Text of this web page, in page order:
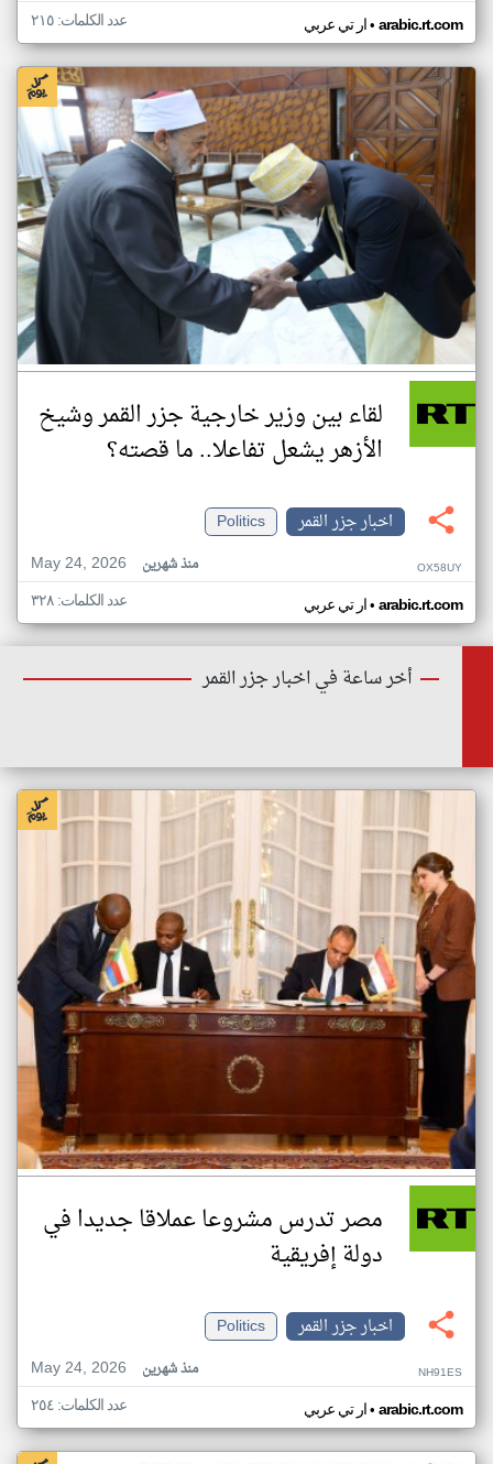
ار تي عربي• arabic.rt.com عدد الكلمات: ٢١٥
لقاء بين وزير خارجية جزر القمر وشيخ
الأزهر يشعل تفاعلا.. ما قصته؟
اخبار جزر القمر
Politics
May 24, 2026
منذ شهرين OX58UY
ار تي عربي• arabic.rt.com عدد الكلمات: ٣٢٨
أخر ساعة في اخبار جزر القمر
مصر تدرس مشروعا عملاقا جديدا في
دولة إفريقية
اخبار جزر القمر
Politics
May 24, 2026
منذ شهرين NH91ES
ار تي عربي• arabic.rt.com عدد الكلمات: ٢٥٤